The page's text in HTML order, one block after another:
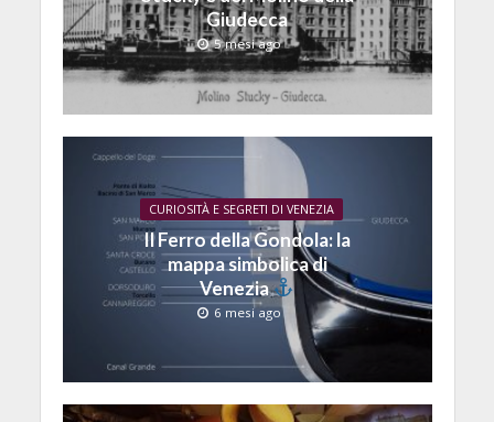
Giudecca
5 mesi ago
CURIOSITÀ E SEGRETI DI VENEZIA
Il Ferro della Gondola: la
mappa simbolica di
Venezia
6 mesi ago